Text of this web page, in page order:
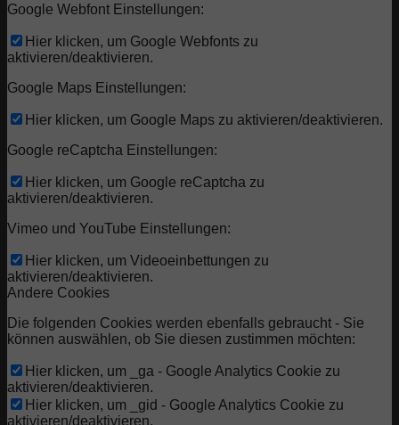
Google Webfont Einstellungen:
Hier klicken, um Google Webfonts zu
aktivieren/deaktivieren.
Google Maps Einstellungen:
Hier klicken, um Google Maps zu aktivieren/deaktivieren.
Google reCaptcha Einstellungen:
Hier klicken, um Google reCaptcha zu
aktivieren/deaktivieren.
Vimeo und YouTube Einstellungen:
Hier klicken, um Videoeinbettungen zu
aktivieren/deaktivieren.
Andere Cookies
Die folgenden Cookies werden ebenfalls gebraucht - Sie
können auswählen, ob Sie diesen zustimmen möchten:
Hier klicken, um _ga - Google Analytics Cookie zu
aktivieren/deaktivieren.
Hier klicken, um _gid - Google Analytics Cookie zu
aktivieren/deaktivieren.